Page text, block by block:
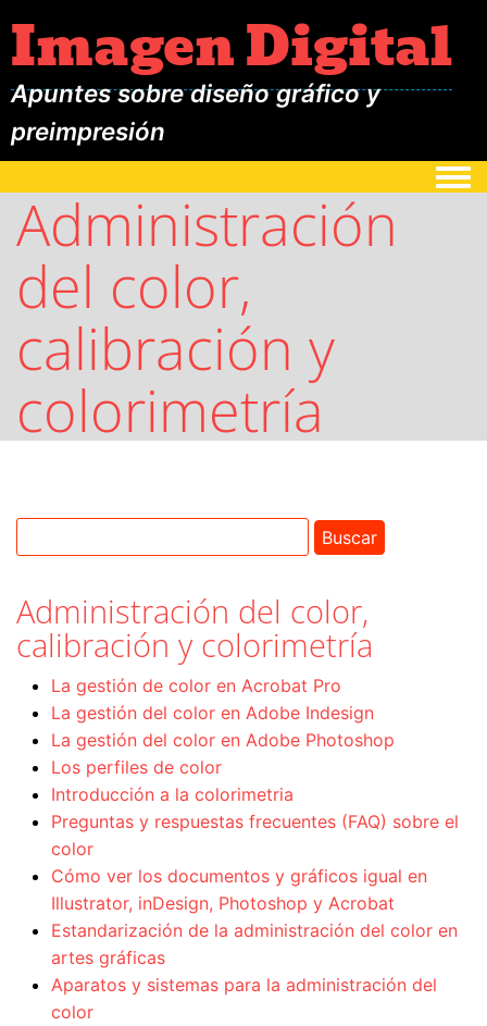
Imagen Digital
Apuntes sobre diseño gráfico y
preimpresión
Administración
del color,
calibración y
colorimetría
Administración del color,
calibración y colorimetría
La gestión de color en Acrobat Pro
La gestión del color en Adobe Indesign
La gestión del color en Adobe Photoshop
Los perfiles de color
Introducción a la colorimetria
Preguntas y respuestas frecuentes (FAQ) sobre el
color
Cómo ver los documentos y gráficos igual en
Illustrator, inDesign, Photoshop y Acrobat
Estandarización de la administración del color en
artes gráficas
Aparatos y sistemas para la administración del
color